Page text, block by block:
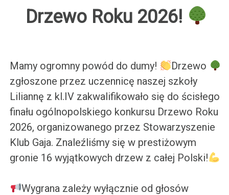
Drzewo Roku 2026!
Mamy ogromny powód do dumy!
Drzewo
zgłoszone przez uczennicę naszej szkoły
Liliannę z kl.IV zakwalifikowało się do ścisłego
finału ogólnopolskiego konkursu Drzewo Roku
2026, organizowanego przez Stowarzyszenie
Klub Gaja. Znaleźliśmy się w prestiżowym
gronie 16 wyjątkowych drzew z całej Polski!
Wygrana zależy wyłącznie od głosów